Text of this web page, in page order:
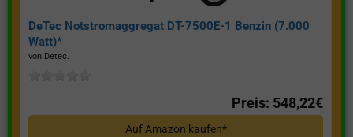
DeTec Notstromaggregat DT-7500E-1 Benzin (7.000
Watt)*
von Detec.
Preis: 548,22€
Auf Amazon kaufen*